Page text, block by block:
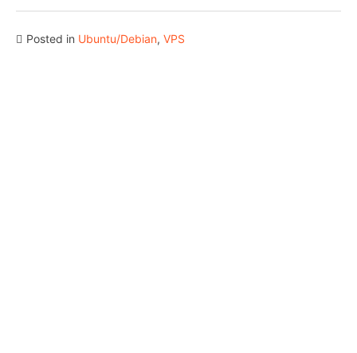
Posted in Ubuntu/Debian, VPS